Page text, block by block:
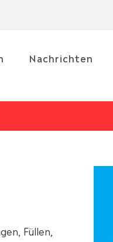
Nachrichten
Füllen,